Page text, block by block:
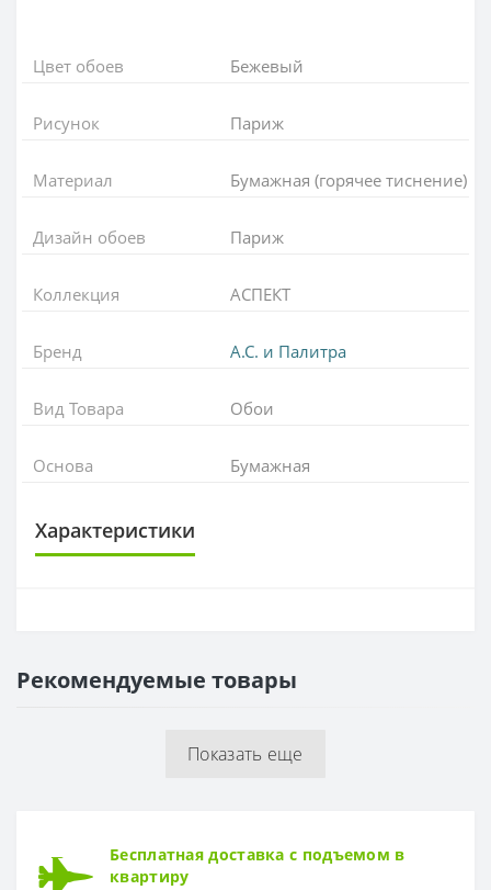
Цвет обоев Бежевый
Рисунок Париж
Материал Бумажная (горячее тиснение)
Дизайн обоев Париж
Коллекция АСПЕКТ
Бренд А.С. и Палитра
Вид Товара Обои
Основа Бумажная
Характеристики
РАППОРТ
Тип Горячее теснение
Рекомендуемые товары
Показать еще
Бесплатная доставка с подъемом в
квартиру